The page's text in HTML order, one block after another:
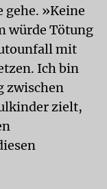
»Keine
würde Tötung
mit
Ich bin
zwischen
zielt,